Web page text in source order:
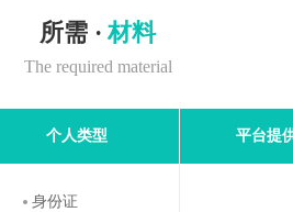
所需 · 材料
The required material
个人类型 平台提
身份证